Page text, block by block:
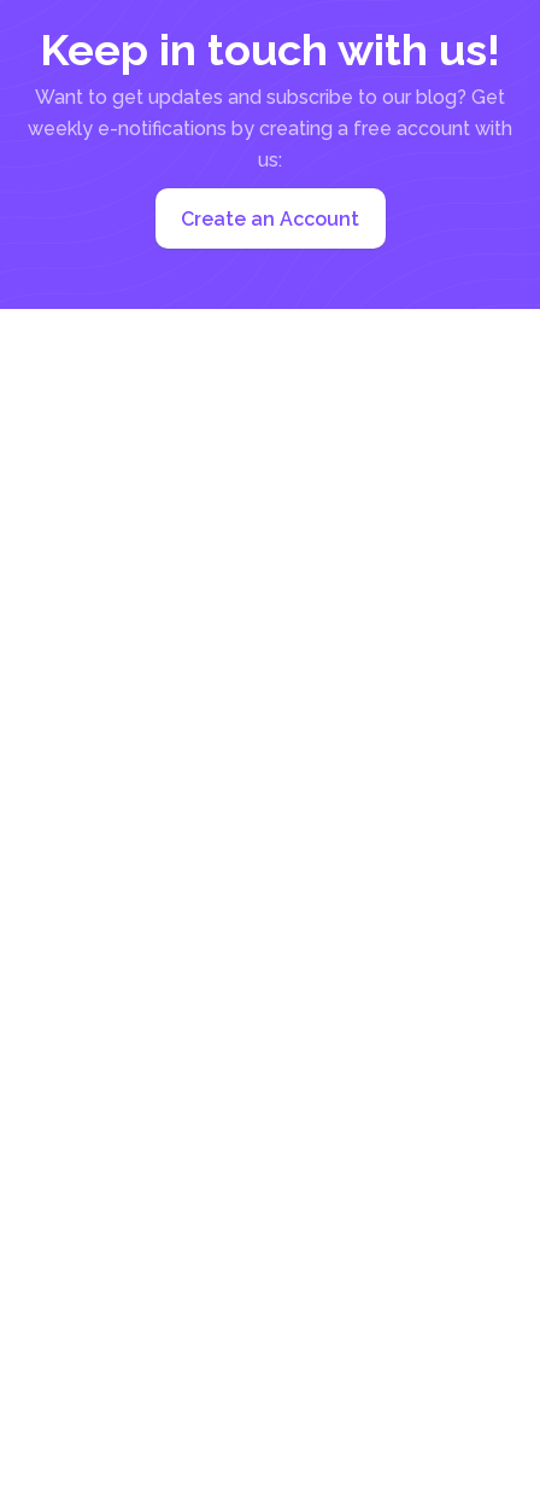
Keep in touch with us!
Want to get updates and subscribe to our blog? Get
weekly e-notifications by creating a free account with
us:
Create an Account